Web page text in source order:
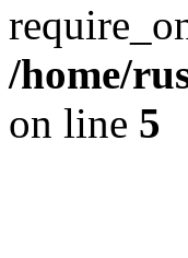
/home/
on line 5